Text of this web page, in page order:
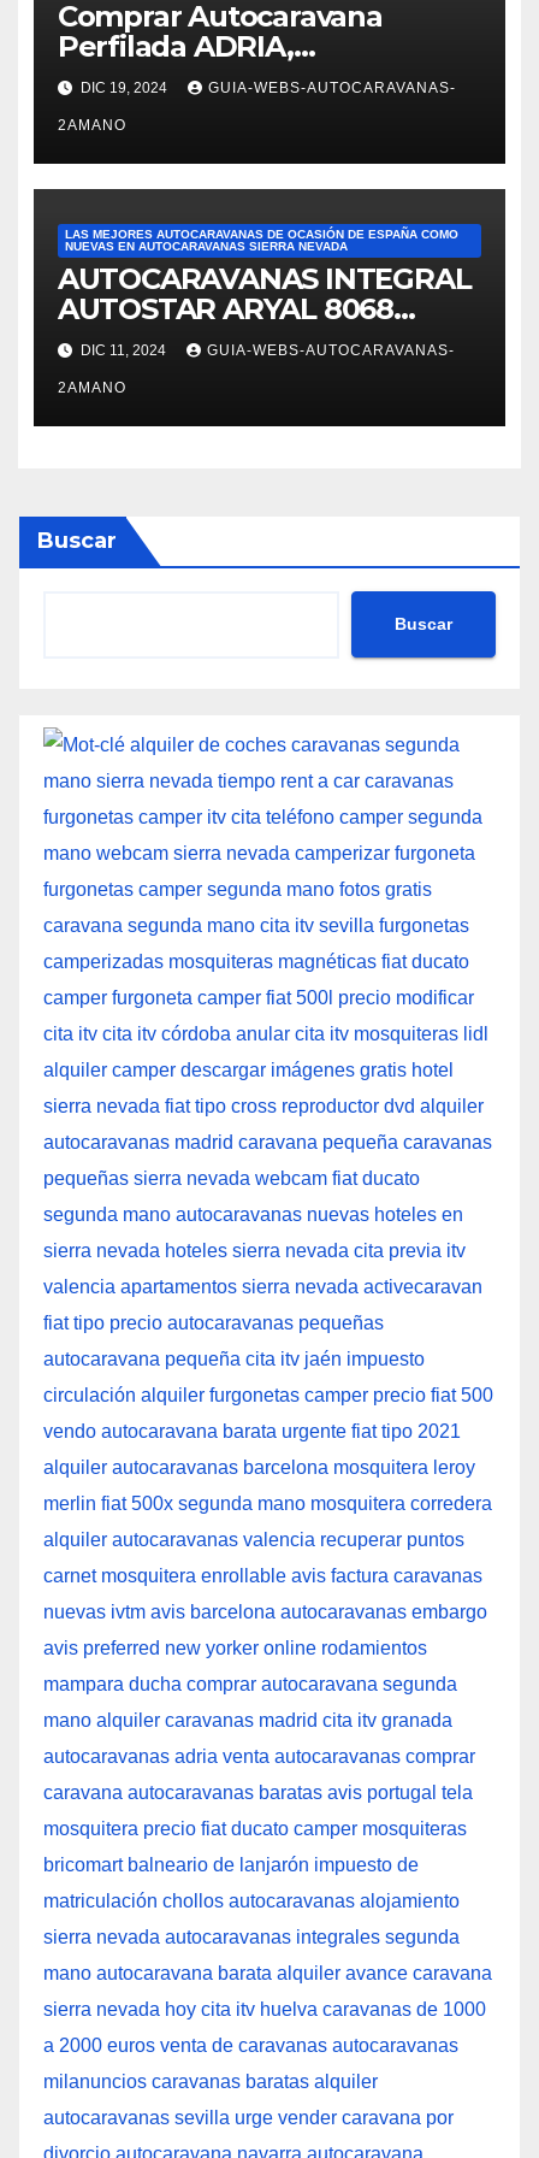
autocaravanas. Fue
superprofesional,
Comprar Autocaravana
Perfilada ADRIA,
modelo Matrix M680SP en
Autocaravanas Sierra Nevada
DIC 19, 2024 GUIA-WEBS-AUTOCARAVANAS-
2AMANO
LAS MEJORES AUTOCARAVANAS DE OCASIÓN DE ESPAÑA COMO
NUEVAS EN AUTOCARAVANAS SIERRA NEVADA
AUTOCARAVANAS INTEGRAL
AUTOSTAR ARYAL 8068
autocaravanas Sierra Nevada
DIC 11, 2024 GUIA-WEBS-AUTOCARAVANAS-
2AMANO
Buscar
Buscar